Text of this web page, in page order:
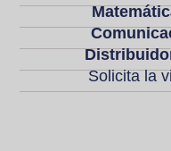
Solicita la